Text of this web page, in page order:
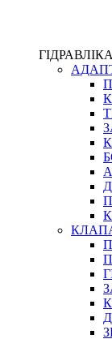
ФІТИНГИ
АКСЕСУАРИ
ТРУБКИ ТА
ФІТИНГИ
ФІТИНГИ
ЗАХИСТ
ФІТИНГИ
ФІТИНГИ
КОНЕКТОРИ
ХОМУТИ
ГІДРАВЛІКА